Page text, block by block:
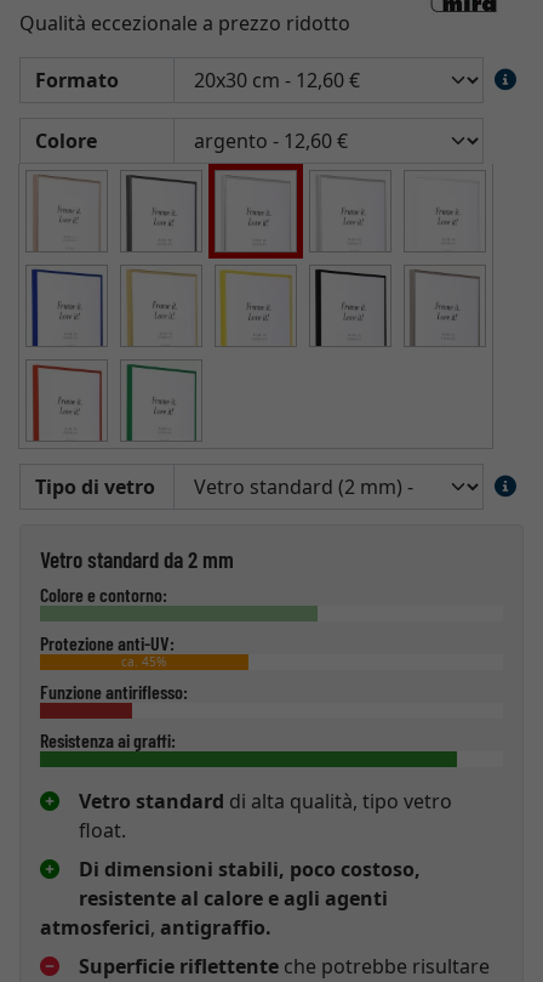
Qualità eccezionale a prezzo ridotto
Formato
Colore
Tipo di vetro
Vetro standard da 2 mm
Colore e contorno:
Protezione anti-UV:
ca. 45%
Funzione antiriflesso:
Resistenza ai graffi:
Vetro standard di alta qualità, tipo vetro
float.
Di dimensioni stabili, poco costoso,
resistente al calore e agli agenti
atmosferici, antigraffio.
Superficie riflettente che potrebbe risultare